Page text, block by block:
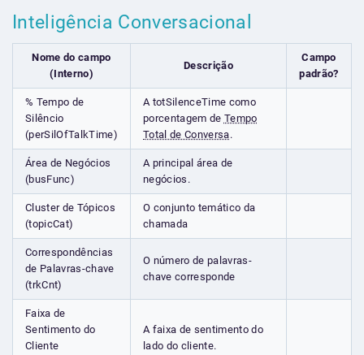
Inteligência Conversacional
Nome do campo
(Interno)
Descrição
Campo
padrão?
% Tempo de
Silêncio
(perSilOfTalkTime)
A totSilenceTime como
porcentagem de Tempo
Total de Conversa.
Área de Negócios
(busFunc)
A principal área de
negócios.
Cluster de Tópicos
(topicCat)
O conjunto temático da
chamada
Correspondências
de Palavras-chave
(trkCnt)
O número de palavras-
chave corresponde
Faixa de
Sentimento do
Cliente
A faixa de sentimento do
lado do cliente.